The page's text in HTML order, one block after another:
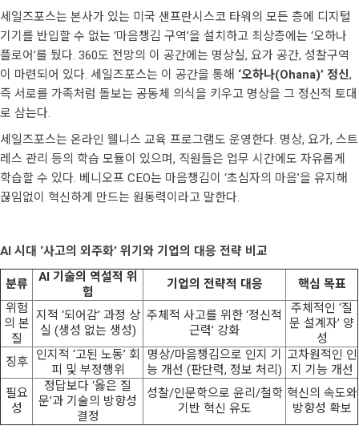
세일즈포스는 본사가 있는 미국 샌프란시스코 타워의 모든 층에 디지털
기기를 반입할 수 없는 ‘마음챙김 구역’을 설치하고 최상층에는 ‘오하나
플로어’를 뒀다. 360도 전망의 이 공간에는 명상실, 요가 공간, 성찰구역
이 마련되어 있다. 세일즈포스는 이 공간을 통해 ‘오하나(Ohana)’ 정신,
즉 서로를 가족처럼 돌보는 공동체 의식을 키우고 명상을 그 정신적 토대
로 삼는다.
세일즈포스는 온라인 웰니스 교육 프로그램도 운영한다. 명상, 요가, 스트
레스 관리 등의 학습 모듈이 있으며, 직원들은 업무 시간에도 자유롭게
학습할 수 있다. 베니오프 CEO는 마음챙김이 ‘초심자의 마음’을 유지해
끊임없이 혁신하게 만드는 원동력이라고 말한다.
AI 시대 ‘사고의 외주화’ 위기와 기업의 대응 전략 비교
분류
AI 기술의 역설적 위
험
기업의 전략적 대응
핵심 목표
위험
의 본
질
지적 ‘되어감’ 과정 상
실 (생성 없는 생성)
주체적 사고를 위한 ‘정신적
근력’ 강화
주체적인 ‘질
문 설계자’ 양
성
징후 인지적 ‘고된 노동’ 회
피 및 부정행위
명상/마음챙김으로 인지 기
능 개선 (판단력, 정보 처리)
고차원적인 인
지 기능 개선
필요
성
정답보다 ‘옳은 질
문’과 기술의 방향성
결정
성찰/인문학으로 윤리/철학
기반 혁신 유도
혁신의 속도와
방향성 확보